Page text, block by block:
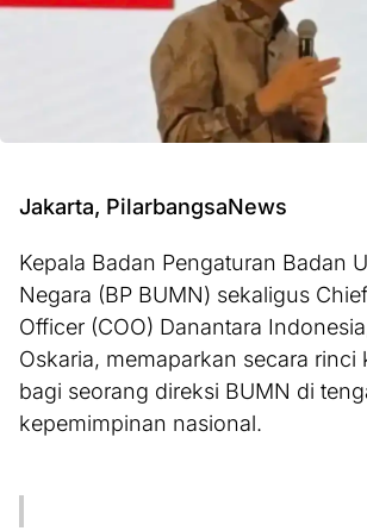
Jakarta, PilarbangsaNews
Kepala Badan Pengaturan Badan
Negara (BP BUMN) sekaligus
Officer (COO) Danantara
Oskaria, memaparkan secara rinci
bagi seorang direksi BUMN di
kepemimpinan nasional.